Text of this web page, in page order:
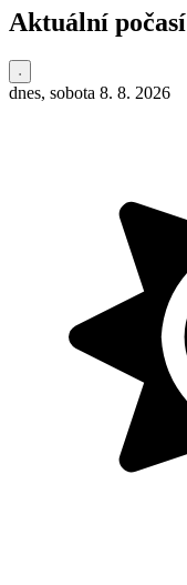
Aktuální počasí
dnes, sobota 8. 8. 2026